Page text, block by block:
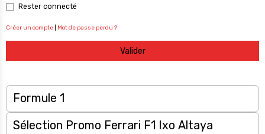
Rester connecté
Créer un compte Mot de passe perdu ?
Valider
Formule 1
Sélection Promo Ferrari F1 Ixo Altaya